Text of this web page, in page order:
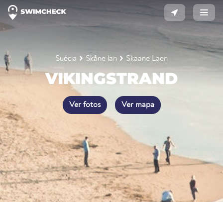
Suécia Skåne län Skaane Laen
VIKINGSTRAND
Ver fotos Ver mapa